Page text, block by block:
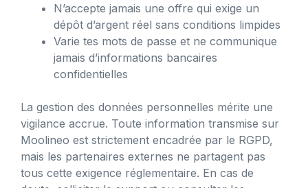
N’accepte jamais une offre qui exige un
dépôt d’argent réel sans conditions limpides
Varie tes mots de passe et ne communique
jamais d’informations bancaires
confidentielles
La gestion des données personnelles mérite une
vigilance accrue. Toute information transmise sur
Moolineo est strictement encadrée par le RGPD,
mais les partenaires externes ne partagent pas
tous cette exigence réglementaire. En cas de